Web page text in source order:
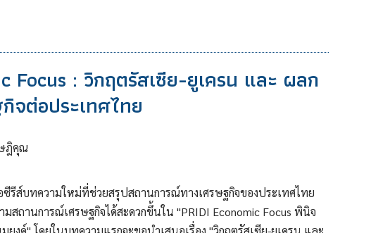
Focus : วิกฤตรัสเซีย-ยูเครน และ ผลก
จต่อประเทศไทย
ฎิคุณ
ส์บทความใหม่ที่ช่วยสรุปสถานการณ์ทางเศรษฐกิจของประเทศไทย
สถานการณ์เศรษฐกิจได้สะดวกขึ้นใน "PRIDI Economic Focus พินิจ